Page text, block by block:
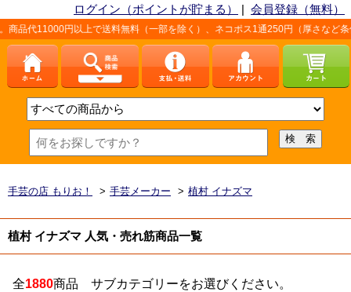
ログイン（ポイントが貯まる） | 会員登録（無料）
円以上で送料無料（一部を除く）、ネコポス1通250円（厚さなど条件あり）。
手芸の店 もりお！ > 手芸メーカー > 植村 イナズマ
植村 イナズマ 人気・売れ筋商品一覧
全1880商品 サブカテゴリーをお選びください。